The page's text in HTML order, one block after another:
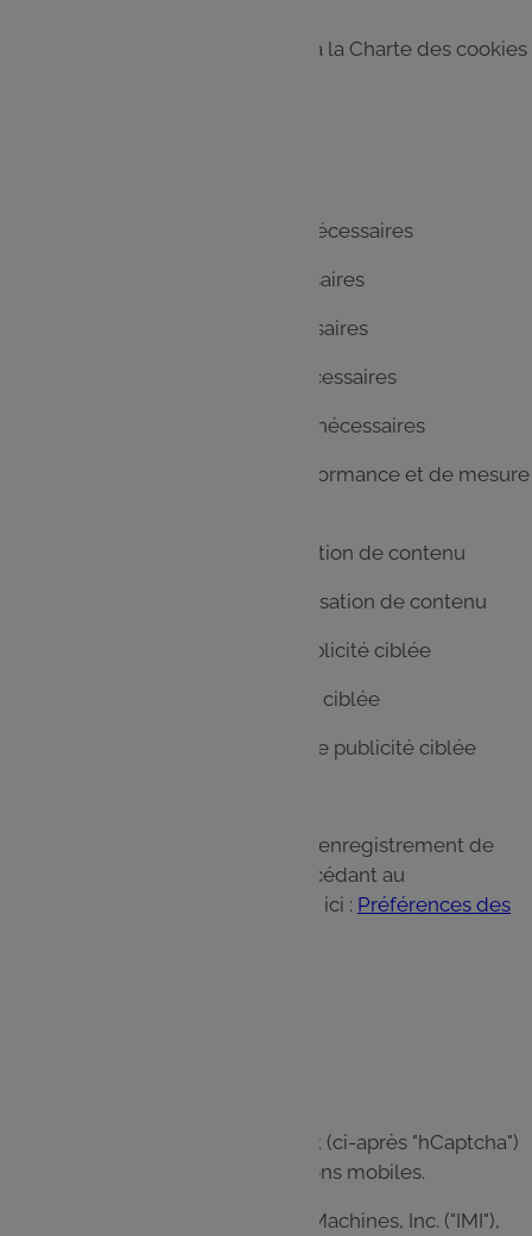
Nous vous invitons à vous référer à la Charte des cookies
Datadome : Cookies strictement nécessaires
Epica : Cookies strictement nécessaires
Batch : Cookies strictement nécessaires
OneTrust : Cookies strictement nécessaires
Budget Box : Cookies strictement nécessaires
Google Analytics : Cookies de performance et de mesure
AB Tasty : Cookies de personnalisation de contenu
Lucky Cart : Cookies de personnalisation de contenu
Google Ads : Cookies pour une publicité ciblée
Critéo : Cookies pour une publicité ciblée
Bing Advertising : Cookies pour une publicité ciblée
Vous pouvez autoriser ou refuser l'enregistrement de
cookies dans votre terminal en accédant au
centre des préférences accessible ici : Préférences des
Nous utilisons le service anti-robot (ci-après "hCaptcha")
sur nos sites web ou nos applications mobiles.
Ce service est fourni par Intuition Machines, Inc. ("IMI"),